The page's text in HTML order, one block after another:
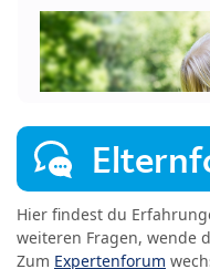
Hier findest du
weiteren Fragen, wende
Zum Expertenforum